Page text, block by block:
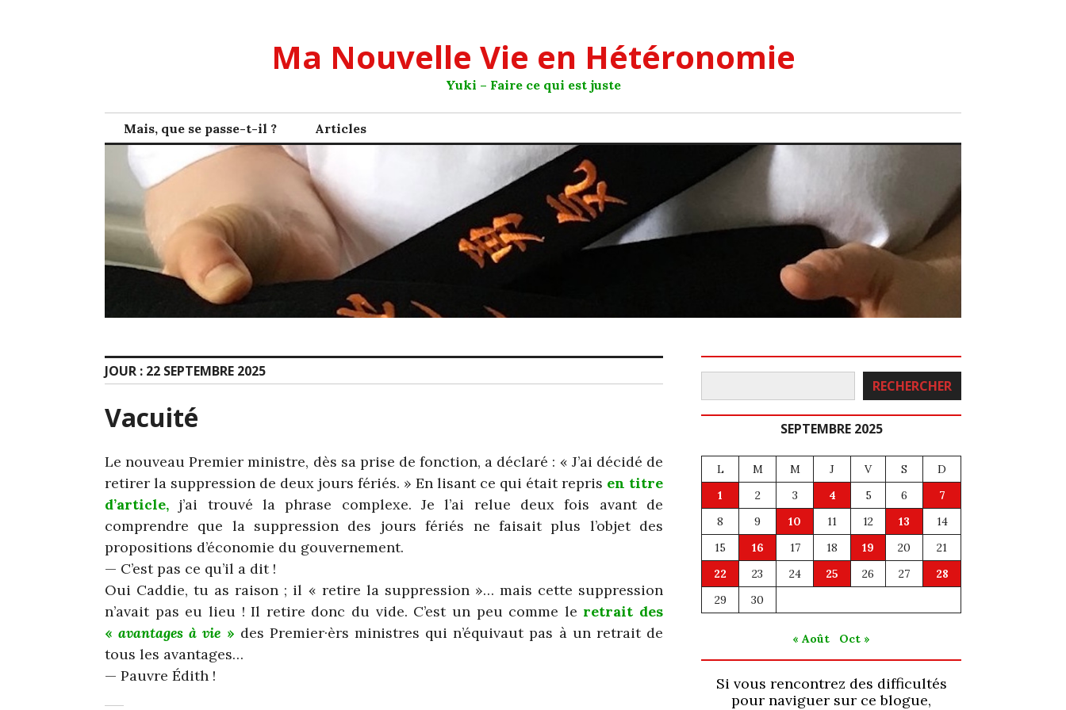
Ma Nouvelle Vie en Hétéronomie
Yuki – Faire ce qui est juste
Mais, que se passe-t-il ? Articles
JOUR : 22 SEPTEMBRE 2025
Vacuité
Le nouveau Premier ministre, dès sa prise de fonction, a déclaré : « J’ai décidé de
retirer la suppression de deux jours fériés. » En lisant ce qui était repris en titre
d’article, j’ai trouvé la phrase complexe. Je l’ai relue deux fois avant de
comprendre que la suppression des jours fériés ne faisait plus l’objet des
propositions d’économie du gouvernement.
— C’est pas ce qu’il a dit !
Oui Caddie, tu as raison ; il « retire la suppression »… mais cette suppression
n’avait pas eu lieu ! Il retire donc du vide. C’est un peu comme le retrait des
«avantages à vie » des Premier·èrs ministres qui n’équivaut pas à un retrait de
tous les avantages…
­— Pauvre Édith !
Rechercher RECHERCHER
SEPTEMBRE 2025
L M M J V S
D
1
2 3 4 5 6
7
8
9 10 11 12 13
14
15
16 17 18 19 20
21
22
23 24 25 26 27
28
29
30
« Août Oct »
Si vous rencontrez des difficultés
pour naviguer sur ce blogue,